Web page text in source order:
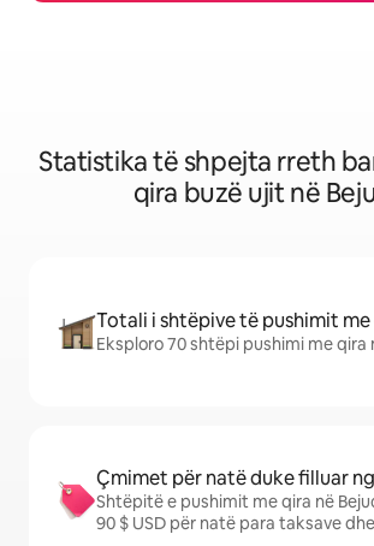
Statistika të shpejta rreth
qira buzë ujit në
Totali i shtëpive të pushimit me
Eksploro 70 shtëpi pushimi me qira
Çmimet për natë duke filluar
Shtëpitë e pushimit me qira në
90 $ USD për natë para taksave